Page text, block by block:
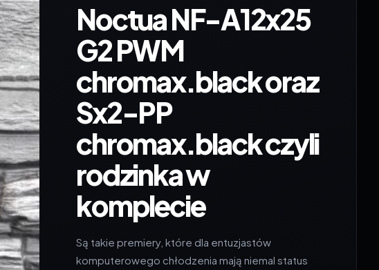
Noctua NF-A12x25
G2 PWM
chromax.black oraz
Sx2-PP
chromax.black czyli
rodzinka w
komplecie
Są takie premiery, które dla entuzjastów
komputerowego chłodzenia mają niemal status